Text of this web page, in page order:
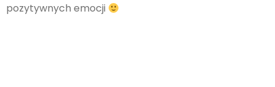
pozytywnych emocji